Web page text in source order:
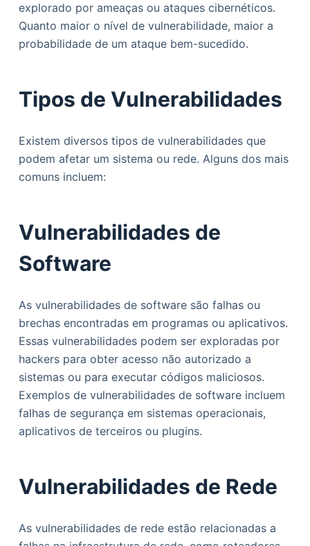
explorado por ameaças ou ataques cibernéticos.
Quanto maior o nível de vulnerabilidade, maior a
probabilidade de um ataque bem-sucedido.
Tipos de Vulnerabilidades
Existem diversos tipos de vulnerabilidades que
podem afetar um sistema ou rede. Alguns dos mais
comuns incluem:
Vulnerabilidades de
Software
As vulnerabilidades de software são falhas ou
brechas encontradas em programas ou aplicativos.
Essas vulnerabilidades podem ser exploradas por
hackers para obter acesso não autorizado a
sistemas ou para executar códigos maliciosos.
Exemplos de vulnerabilidades de software incluem
falhas de segurança em sistemas operacionais,
aplicativos de terceiros ou plugins.
Vulnerabilidades de Rede
As vulnerabilidades de rede estão relacionadas a